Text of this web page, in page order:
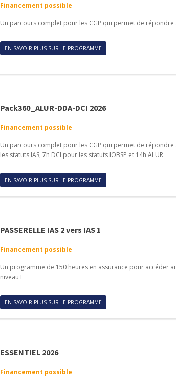
Financement possible
Un parcours complet pour les CGP qui permet de
EN SAVOIR PLUS SUR LE PROGRAMME
Pack360_ALUR-DDA-DCI 2026
Financement possible
Un parcours complet pour les CGP qui permet de
les statuts IAS, 7h DCI pour les statuts IOBSP et 14h ALUR
EN SAVOIR PLUS SUR LE PROGRAMME
PASSERELLE IAS 2 vers IAS 1
Financement possible
Un programme de 150 heures en assurance pour accéder
niveau I
EN SAVOIR PLUS SUR LE PROGRAMME
ESSENTIEL 2026
Financement possible